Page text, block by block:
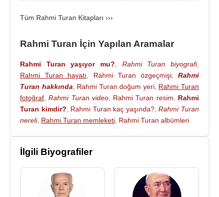
Rahmi Turan, evlidir. Murat adında oğlu ve Pınar
Rahmi Turan'ın hayatı "Tirajların efendisi" adıyla
kitap oldu. Togan yayıncılık tarafından yayımlanan
kitabı, gazeteci
Faruk Mangırcı kaleme aldı.
Ödüllerinden Bazıları :
1967 - Türkiye Spor Yazarları Derneği mizanpaj
birincisi.
1987 - Ankara Gazeteciler Cemiyeti tarafından
2000 - Yolsuzlukla Mücadele Derneği’nin “Onur
Tüm Rahmi Turan Kitapları ›››
Rahmi Turan İçin Yapılan Aramalar
Rahmi Turan yaşıyor mu? Rahmi Turan biyografi,
Rahmi Turan hayatı
Rahmi Turan özgeçmişi, Rahmi
Turan hakkında
Rahmi Turan doğum yeri, Rahmi Turan
fotoğraf ,Rahmi Turan video, Rahmi Turan resim
Rahmi
Turan kimdir?
Rahmi Turan kaç yaşında?,Rahmi Turan
nereli, Rahmi Turan memleketi Rahmi Turan albümleri
İlgili Biyografiler